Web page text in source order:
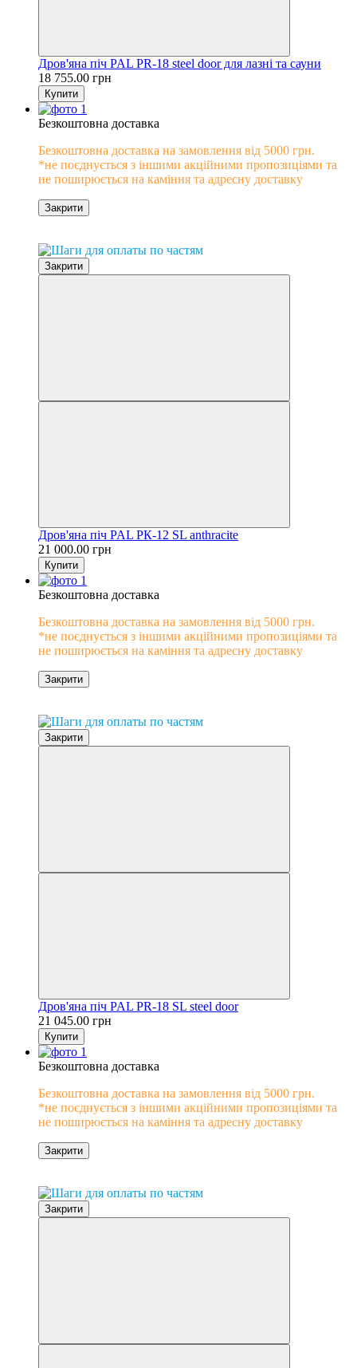
Дров'яна піч PAL PR-18 steel door для лазні та сауни
18 755.00 грн
Купити
Безкоштовна доставка
Безкоштовна доставка на замовлення від 5000 грн.
*не поєднується з іншими акційними пропозиціями та
не поширюється на каміння та адресну доставку
Закрити
Закрити
Дров'яна піч PAL PК-12 SL anthracite
21 000.00 грн
Купити
Безкоштовна доставка
Безкоштовна доставка на замовлення від 5000 грн.
*не поєднується з іншими акційними пропозиціями та
не поширюється на каміння та адресну доставку
Закрити
Закрити
Дров'яна піч PAL PR-18 SL steel door
21 045.00 грн
Купити
Безкоштовна доставка
Безкоштовна доставка на замовлення від 5000 грн.
*не поєднується з іншими акційними пропозиціями та
не поширюється на каміння та адресну доставку
Закрити
Закрити